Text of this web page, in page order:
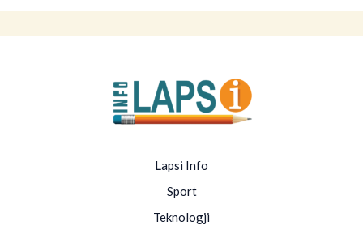
Lapsi Info
Sport
Teknologji